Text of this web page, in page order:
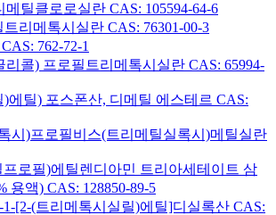
틸클로로실란 CAS: 105594-64-6
리메톡시실란 CAS: 76301-00-3
762-72-1
리콜) 프로필트리메톡시실란 CAS: 65994-
에틸) 포스폰산, 디메틸 에스테르 CAS:
시)프로필비스(트리메틸실록시)메틸실란
로필)에틸렌디아민 트리아세테이트 삼
용액) CAS: 128850-89-5
1-[2-(트리메톡시실릴)에틸]디실록산 CAS: